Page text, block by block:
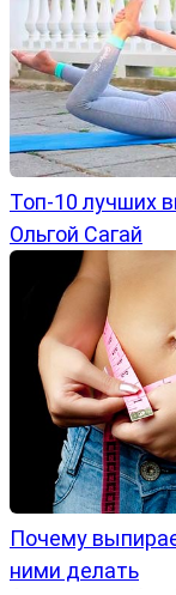
Топ-10 лучших
Ольгой Сагай
Почему
ними делать